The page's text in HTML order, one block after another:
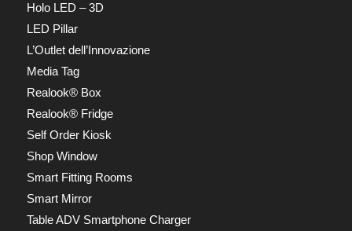
Holo LED – 3D
LED Pillar
L’Outlet dell’Innovazione
Media Tag
Realook® Box
Realook® Fridge
Self Order Kiosk
Shop Window
Smart Fitting Rooms
Smart Mirror
Table ADV Smartphone Charger